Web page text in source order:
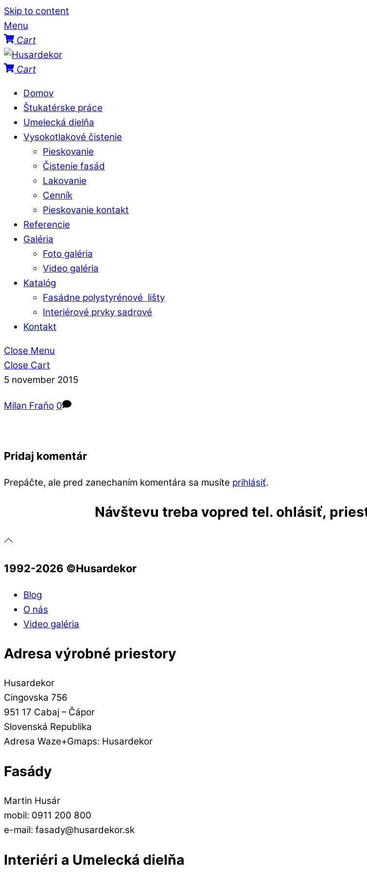
Skip to content
Menu
Cart
Cart
Domov
Štukatérske práce
Umelecká dielňa
Vysokotlakové čistenie
Pieskovanie
Čistenie fasád
Lakovanie
Cenník
Pieskovanie kontakt
Referencie
Galéria
Foto galéria
Video galéria
Katalóg
Fasádne polystyrénové lišty
Interiérové prvky sadrové
Kontakt
Close Menu
Close Cart
5 november 2015
Milan Fraňo 0
Pridaj komentár
Prepáčte, ale pred zanechaním komentára sa musíte prihlásiť.
Návštevu treba vopred tel. ohlásiť,
1992-2026 ©️Husardekor
Blog
O nás
Video galéria
Adresa výrobné priestory
Husardekor
Cingovska 756
951 17 Cabaj – Čápor
Slovenská Republika
Adresa Waze+Gmaps: Husardekor
Fasády
Martin Husár
mobil: 0911 200 800
e-mail: fasady@husardekor.sk
Interiéri a Umelecká dielňa